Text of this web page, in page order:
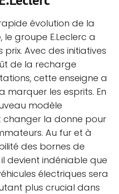
évolution de la
, le groupe E.Leclerc a
Avec des initiatives
de la recharge
cette enseigne a
marquer les esprits. En
modèle
la donne pour
Au fur et à
des bornes de
devient indéniable que
électriques sera
plus crucial dans